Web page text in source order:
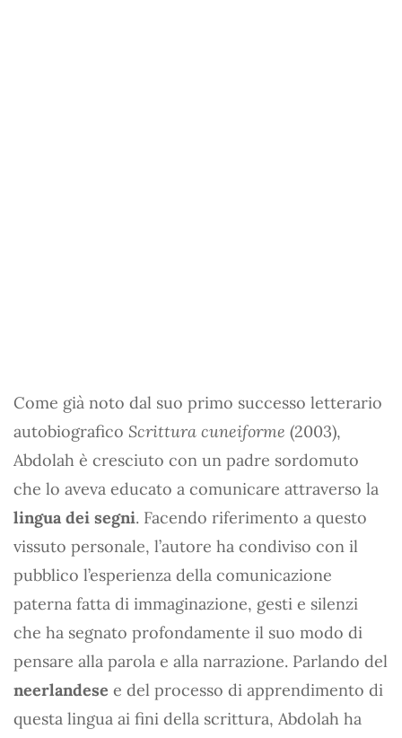
Come già noto dal suo primo successo letterario
autobiografico Scrittura cuneiforme (2003),
Abdolah è cresciuto con un padre sordomuto
che lo aveva educato a comunicare attraverso la
lingua dei segni. Facendo riferimento a questo
vissuto personale, l’autore ha condiviso con il
pubblico l’esperienza della comunicazione
paterna fatta di immaginazione, gesti e silenzi
che ha segnato profondamente il suo modo di
pensare alla parola e alla narrazione. Parlando del
neerlandese e del processo di apprendimento di
questa lingua ai fini della scrittura, Abdolah ha